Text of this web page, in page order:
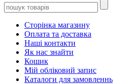
Сторінка магазину
Оплата та доставка
Наші контакти
Як нас знайти
Кошик
Мій обліковий запис
Каталоги для замовленнь